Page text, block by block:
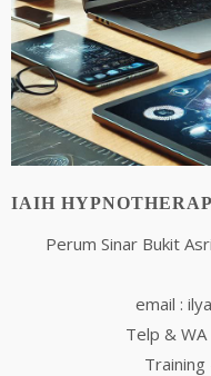
IAIH
Perum Sinar Bukit
email :
Telp &
Training